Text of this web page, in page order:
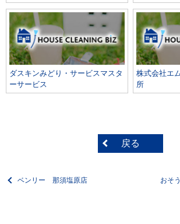
ダスキンみどり・サービスマスタ
ーサービス
株式会社エ
所
戻る
ベンリー 那須塩原店 おそ